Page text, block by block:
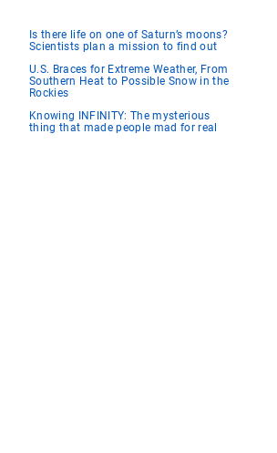
Is there life on one of Saturn’s moons?
Scientists plan a mission to find out
U.S. Braces for Extreme Weather, From
Southern Heat to Possible Snow in the
Rockies
Knowing INFINITY: The mysterious
thing that made people mad for real